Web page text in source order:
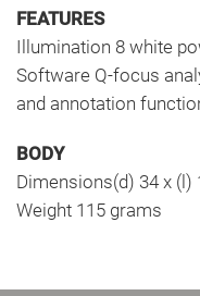
FEATURES
Illumination 8 white
Software Q-focus
and annotation
BODY
Dimensions(d) 34 x (l)
Weight 115 grams